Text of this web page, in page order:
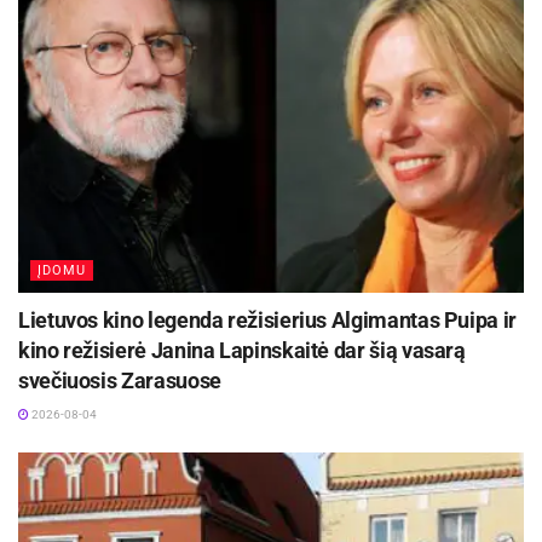
tarptautiniuose konkursuose, grupinėse
parodose, meno mugėse, už idėjas ir jų
įgyvendinimą puošiant Panevėžio miestą bei
indėlį į dailės pedagogiką.
Premija už Panevėžio kultūros ir istorijos žurnalą
„Senvagė“, atgaivintą po 24 metų, įvertinta jo
kūrybinė grupė –
ĮDOMU
Lietuvos kino legenda režisierius Algimantas Puipa ir
kino režisierė Janina Lapinskaitė dar šią vasarą
svečiuosis Zarasuose
2026-08-04